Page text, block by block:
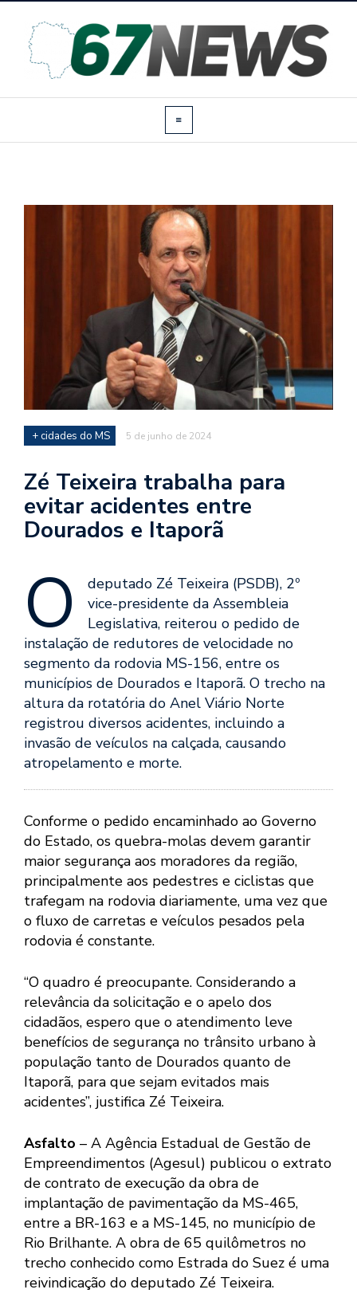
+ cidades do MS 5 de junho de 2024
Zé Teixeira trabalha para
evitar acidentes entre
Dourados e Itaporã
O deputado Zé Teixeira (PSDB), 2º
vice-presidente da Assembleia
Legislativa, reiterou o pedido de
instalação de redutores de velocidade no
segmento da rodovia MS-156, entre os
municípios de Dourados e Itaporã. O trecho na
altura da rotatória do Anel Viário Norte
registrou diversos acidentes, incluindo a
invasão de veículos na calçada, causando
atropelamento e morte.
Conforme o pedido encaminhado ao Governo
do Estado, os quebra-molas devem garantir
maior segurança aos moradores da região,
principalmente aos pedestres e ciclistas que
trafegam na rodovia diariamente, uma vez que
o fluxo de carretas e veículos pesados pela
rodovia é constante.
“O quadro é preocupante. Considerando a
relevância da solicitação e o apelo dos
cidadãos, espero que o atendimento leve
benefícios de segurança no trânsito urbano à
população tanto de Dourados quanto de
Itaporã, para que sejam evitados mais
acidentes”, justifica Zé Teixeira.
Asfalto – A Agência Estadual de Gestão de
Empreendimentos (Agesul) publicou o extrato
de contrato de execução da obra de
implantação de pavimentação da MS-465,
entre a BR-163 e a MS-145, no município de
Rio Brilhante. A obra de 65 quilômetros no
trecho conhecido como Estrada do Suez é uma
reivindicação do deputado Zé Teixeira.